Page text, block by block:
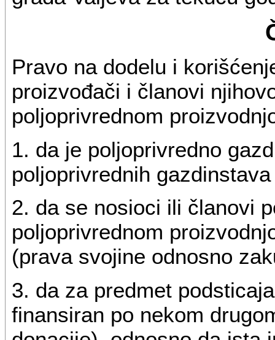
Pravo na dodelu i
proizvođači i članovi
poljoprivrednom
1. da je poljoprivredno
poljoprivrednih
2. da se nosioci ili članovi
poljoprivrednom
(prava svojine odnosno
3. da za predmet
finansiran po nekom